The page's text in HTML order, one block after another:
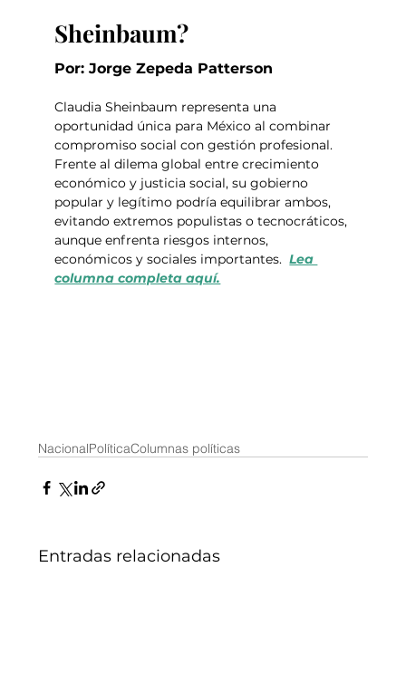
Sheinbaum?
Por: Jorge Zepeda Patterson
Claudia Sheinbaum representa una
oportunidad única para México al combinar
compromiso social con gestión profesional.
Frente al dilema global entre crecimiento
económico y justicia social, su gobierno
popular y legítimo podría equilibrar ambos,
evitando extremos populistas o tecnocráticos,
aunque enfrenta riesgos internos,
económicos y sociales importantes. Lea
columna completa aquí.
NacionalPolíticaColumnas políticas
Entradas relacionadas